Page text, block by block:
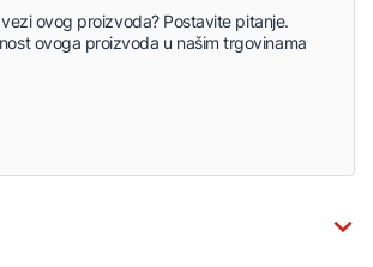
ovog proizvoda? Postavite pitanje.
ovoga proizvoda u našim trgovinama